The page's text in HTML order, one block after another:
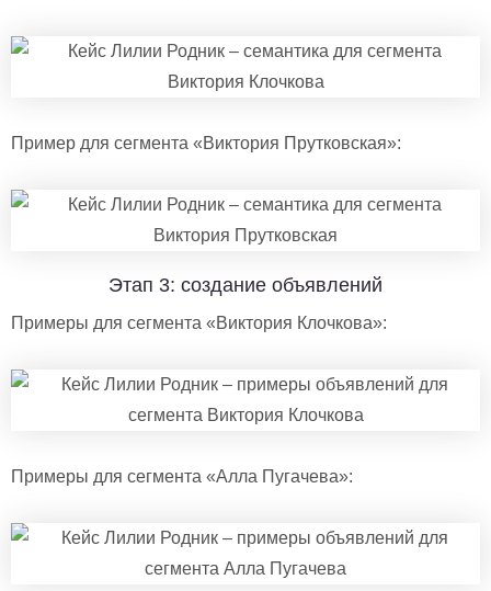
Пример для сегмента «Виктория Прутковская»:
Этап 3: создание объявлений
Примеры для сегмента «Виктория Клочкова»:
Примеры для сегмента «Алла Пугачева»: